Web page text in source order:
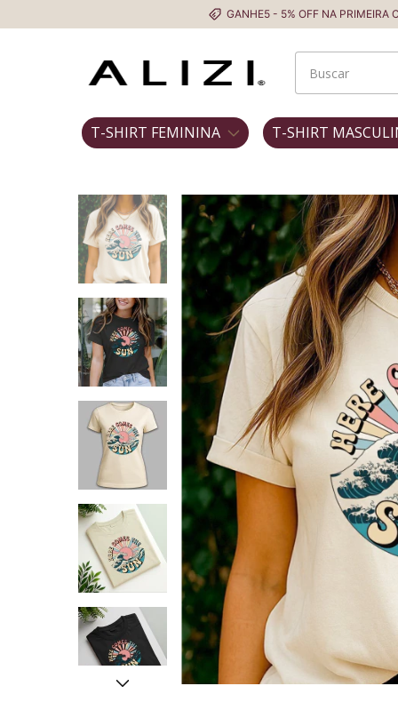
GANHE5 - 5% OFF NA PRIMEIRA COMPRA
T-SHIRT FEMININA T-SHIRT